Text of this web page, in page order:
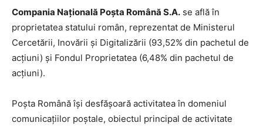
Compania Națională Poşta Română S.A. se află în
proprietatea statului român, reprezentat de Ministerul
Cercetării, Inovării şi Digitalizării (93,52% din pachetul de
acţiuni) şi Fondul Proprietatea (6,48% din pachetul de
acţiuni).
Poşta Română îşi desfăşoară activitatea în domeniul
comunicaţiilor poştale, obiectul principal de activitate